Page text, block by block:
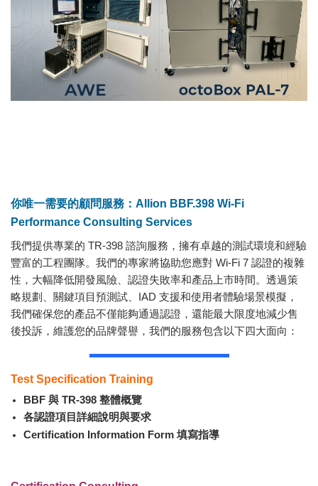
你唯一需要的顧問服務：Allion BBF.398 Wi-Fi
Performance Consulting Services
我們提供專業的 TR-398 諮詢服務，擁有卓越的測試環境和經驗
豐富的工程團隊。我們的專家將協助您應對 Wi-Fi 7 認證的複雜
性，大幅降低開發風險、認證失敗率和產品上市時間。透過策
略規劃、關鍵項目預測試、IAD 支援和使用者體驗場景模擬，
我們確保您的產品不僅能夠通過認證，還能最大限度地減少售
後投訴，維護您的品牌聲譽，我們的服務包含以下四大面向：
Test Specification Training
BBF 與 TR-398 整體概覽
各認證項目詳細說明與要求
Certification Information Form 填寫指導